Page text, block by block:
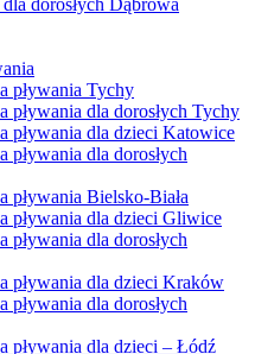
dorosłych Dąbrowa
pływania Tychy
pływania dla dorosłych Tychy
pływania dla dzieci Katowice
pływania dla dorosłych
pływania Bielsko-Biała
pływania dla dzieci Gliwice
pływania dla dorosłych
pływania dla dzieci Kraków
pływania dla dorosłych
pływania dla dzieci – Łódź